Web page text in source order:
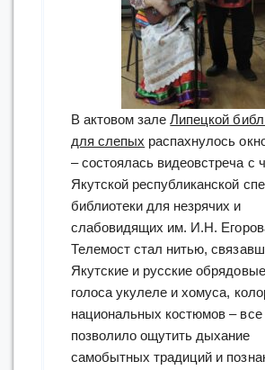
В актовом залеЛипецкой
для слепых распахнулось
– состоялась видеовстреча с
Якутской республиканской
библиотеки для незрячих и
слабовидящих им. И.Н.
Телемост стал нитью,
Якутские и русские
голоса укулеле и хомуса,
национальных костюмов – все
позволило ощутить дыхание
самобытных традиций и